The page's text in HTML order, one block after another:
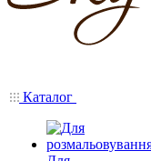
Каталог